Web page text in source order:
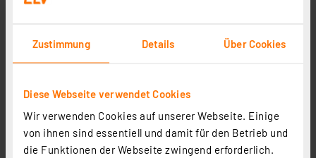
Zustimmung Details Über Cookies
Diese Webseite verwendet Cookies
Wir verwenden Cookies auf unserer Webseite. Einige
von ihnen sind essentiell und damit für den Betrieb und
die Funktionen der Webseite zwingend erforderlich.
Artikel-Nr. 040345
7,95 €